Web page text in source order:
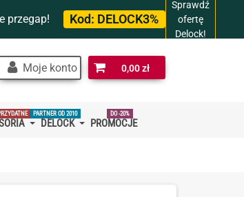
przegap! Kod: DELOCK3%
Sprawdź
ofertę
Delock!
Moje konto 0,00 zł
DELOCK
PARTNER OD 2010
PROMOCJE
DO -20%